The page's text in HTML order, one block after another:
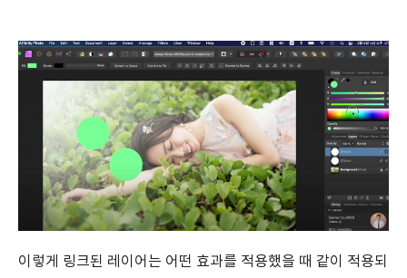
이렇게 링크된 레이어는 어떤 효과를 적용했을 때 같이 적용되